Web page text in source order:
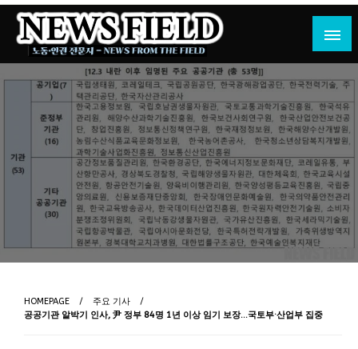
Skip
content
뉴스필드
노동·인권 전문지
HOMEPAGE
주요 기사
공공기관 알박기 인사, 尹 정부 84명 1년 이상 임기 보장…국토부·산업부 집중